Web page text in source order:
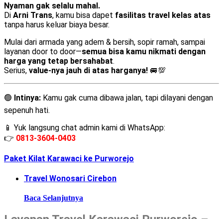
Nyaman gak selalu mahal.
Di Arni Trans, kamu bisa dapet fasilitas travel kelas atas
tanpa harus keluar biaya besar.
Mulai dari armada yang adem & bersih, sopir ramah, sampai
layanan door to door—semua bisa kamu nikmati dengan
harga yang tetap bersahabat.
Serius, value-nya jauh di atas harganya! 🚐💯
🟢 Intinya: Kamu gak cuma dibawa jalan, tapi dilayani dengan
sepenuh hati.
📱 Yuk langsung chat admin kami di WhatsApp:
👉 0813-3604-0403
Paket Kilat Karawaci ke Purworejo
Travel Wonosari Cirebon
Baca Selanjutnya